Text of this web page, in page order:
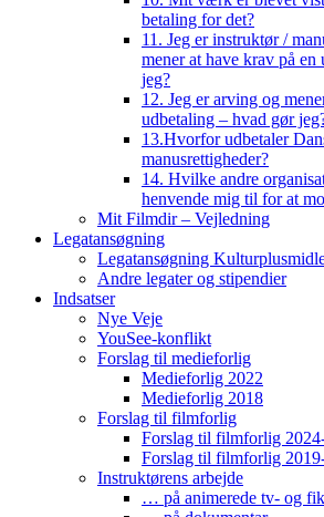
betaling for det?
11. Jeg er instruktør /
mener at have krav på
jeg?
12. Jeg er arving og
udbetaling – hvad gør
13.Hvorfor udbetaler
manusrettigheder?
14. Hvilke andre
henvende mig til for at
Mit Filmdir – Vejledning
Legatansøgning
Legatansøgning
Andre legater og stipendier
Indsatser
Nye Veje
YouSee-konflikt
Forslag til medieforlig
Medieforlig 2022
Medieforlig 2018
Forslag til filmforlig
Forslag til filmforlig
Forslag til filmforlig
Instruktørens arbejde
… på animerede tv- og